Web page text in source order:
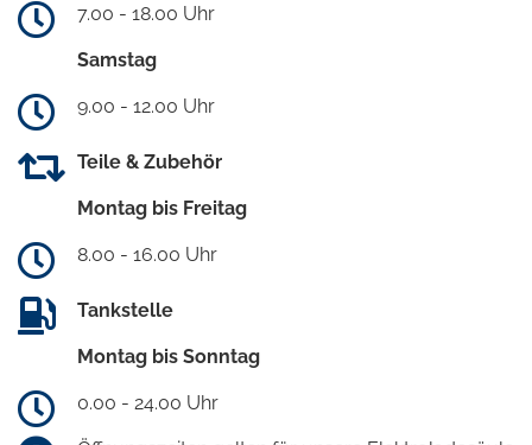
7.00 - 18.00 Uhr
Samstag
9.00 - 12.00 Uhr
Teile & Zubehör
Montag bis Freitag
8.00 - 16.00 Uhr
Tankstelle
Montag bis Sonntag
0.00 - 24.00 Uhr